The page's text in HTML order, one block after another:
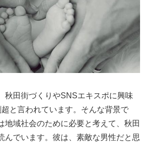
秋田街づくりやSNSエキスポに興味
と言われています。そんな背景で
地域社会のために必要と考えて、秋田
んでいます。彼は、素敵な男性だと思